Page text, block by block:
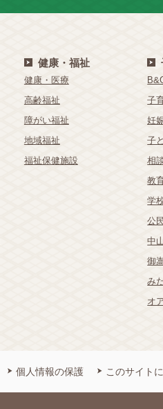
健康・福祉
健康・医療
高齢福祉
障がい福祉
地域福祉
福祉保健施設
子
妊
子
相
教
学
公
中
御
み
オ
個人情報の保護 このサイト